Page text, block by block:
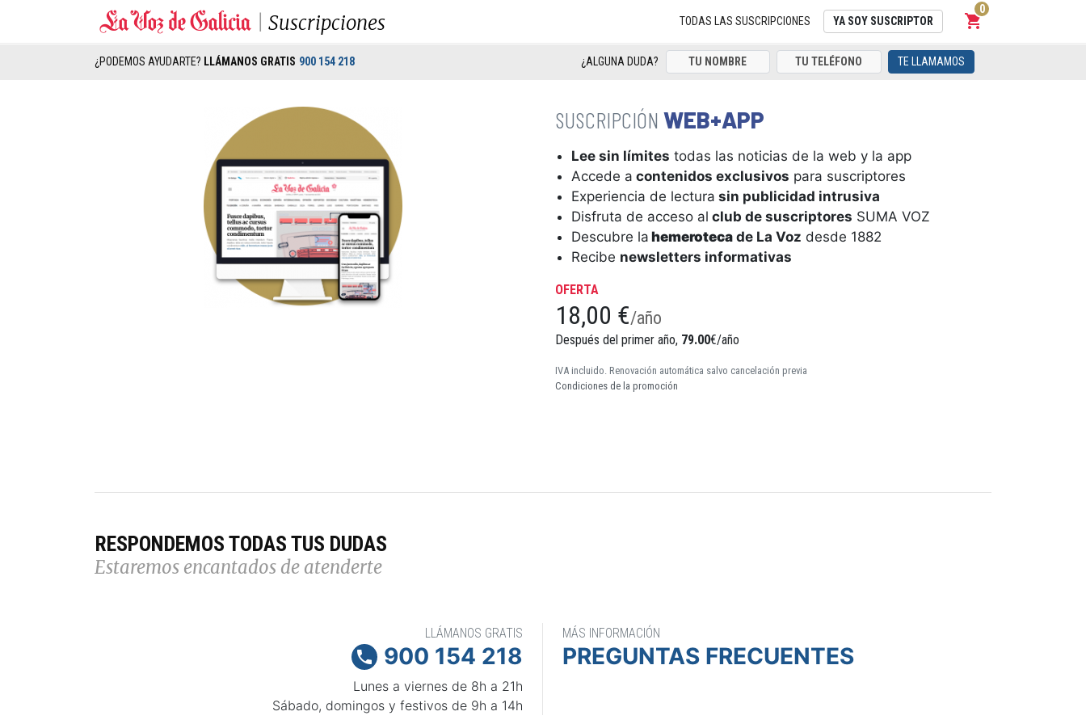
Suscripciones TODAS LAS SUSCRIPCIONES YA SOY SUSCRIPTOR shopping_cart
Carrito
0
¿PODEMOS AYUDARTE? LLÁMANOS GRATIS 900 154 218 ¿ALGUNA DUDA? TE LLAMAMOS
WEB+APP
Lee sin límites todas las noticias de la web y la app
Accede a contenidos exclusivos para suscriptores
Experiencia de lectura sin publicidad intrusiva
Disfruta de acceso al club de suscriptores SUMA VOZ
Descubre la hemeroteca de La Voz desde 1882
Recibe newsletters informativas
OFERTA
18,00 €/año
Después del primer año, 79.00€/año
IVA incluido. Renovación automática salvo cancelación previa
Condiciones de la promoción
RESPONDEMOS TODAS TUS DUDAS
Estaremos encantados de atenderte
LLÁMANOS GRATIS
 900 154 218
Lunes a viernes de 8h a 21h
Sábado, domingos y festivos de 9h a 14h
MÁS INFORMACIÓN
PREGUNTAS FRECUENTES